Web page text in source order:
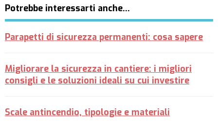
Potrebbe interessarti anche…
Parapetti di sicurezza permanenti: cosa sapere
Migliorare la sicurezza in cantiere: i migliori
consigli e le soluzioni ideali su cui investire
Scale antincendio, tipologie e materiali